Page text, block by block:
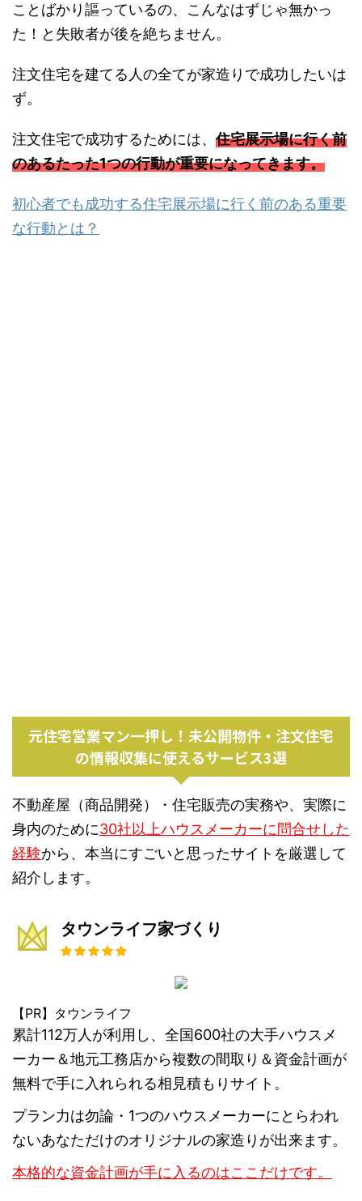
ことばかり謳っているの、こんなはずじゃ無かっ
た！と失敗者が後を絶ちません。
注文住宅を建てる人の全てが家造りで成功したいは
ず。
注文住宅で成功するためには、住宅展示場に行く前
のあるたった1つの行動が重要になってきます。
初心者でも成功する住宅展示場に行く前のある重要
な行動とは？
元住宅営業マン一押し！未公開物件・注文住宅
の情報収集に使えるサービス3選
不動産屋（商品開発）・住宅販売の実務や、実際に
身内のために30社以上ハウスメーカーに問合せした
経験から、本当にすごいと思ったサイトを厳選して
紹介します。
タウンライフ家づくり
【PR】タウンライフ
累計112万人が利用し、全国600社の大手ハウスメ
ーカー＆地元工務店から複数の間取り＆資金計画が
無料で手に入れられる相見積もりサイト。
プラン力は勿論・1つのハウスメーカーにとらわれ
ないあなただけのオリジナルの家造りが出来ます。
本格的な資金計画が手に入るのはここだけです。